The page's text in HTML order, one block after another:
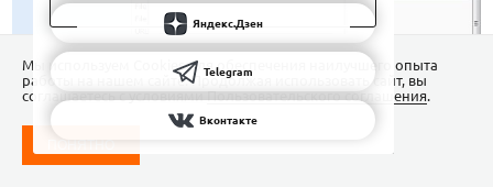
Операционная система DSM 4.0 - настоящая операционная
Яндекс.Дзен
Telegram
Вконтакте
Мы используем Сookies для обеспечения наилучшего опыта
работы на нашем сайте. Продолжая использовать сайт, вы
соглашаетесь с условиямиПользовательского соглашения.
ПОНЯТНО